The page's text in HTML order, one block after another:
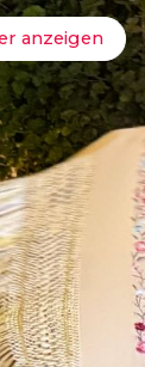
anzeigen